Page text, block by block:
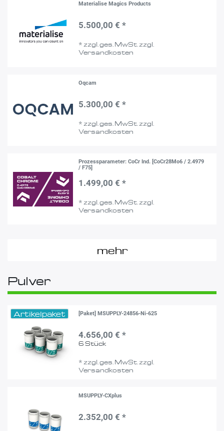
Materialise Magics Products
5.500,00 € *
*zzgl. ges. MwSt.zzgl.
Versandkosten
Oqcam
5.300,00 € *
* zzgl. ges. MwSt. zzgl.
Versandkosten
Prozessparameter: CoCr Ind. [CoCr28Mo6 / 2.4979
/ F75]
1.499,00 € *
* zzgl. ges. MwSt. zzgl.
Versandkosten
mehr
Pulver
Artikelpaket [Paket] MSUPPLY-24856-Ni-625
4.656,00 € *
6 Stück
*zzgl. ges. MwSt.zzgl.
Versandkosten
MSUPPLY-CXplus
2.352,00 € *